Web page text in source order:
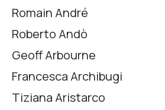
Romain André
Roberto Andò
Geoff Arbourne
Francesca Archibugi
Tiziana Aristarco